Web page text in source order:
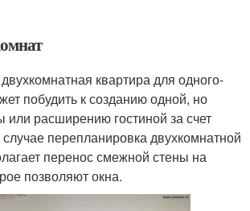
квартира для одного-
побудить к созданию одной, но
расширению гостиной за счет
перепланировка двухкомнатной
перенос смежной стены на
позволяют окна.